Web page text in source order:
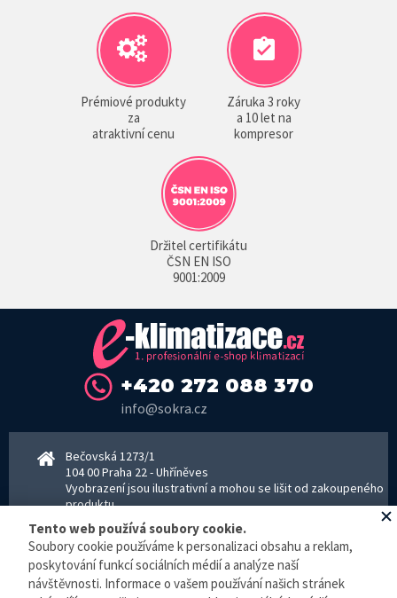
Prémiové produkty
za
atraktivní cenu
Záruka 3 roky
a 10 let na
kompresor
Držitel certifikátu
ČSN EN ISO
9001:2009
+420 272 088 370
info@sokra.cz
Bečovská 1273/1
104 00 Praha 22 - Uhříněves
Vyobrazení jsou ilustrativní a mohou se lišit od zakoupeného
produktu.
www.sokra.cz│www.haier-klimatizace.cz
Otevírací doba
Tento web používá soubory cookie.
Soubory cookie používáme k personalizaci obsahu a reklam,
poskytování funkcí sociálních médií a analýze naší
návštěvnosti. Informace o vašem používání našich stránek